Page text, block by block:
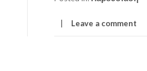
Leave a comment